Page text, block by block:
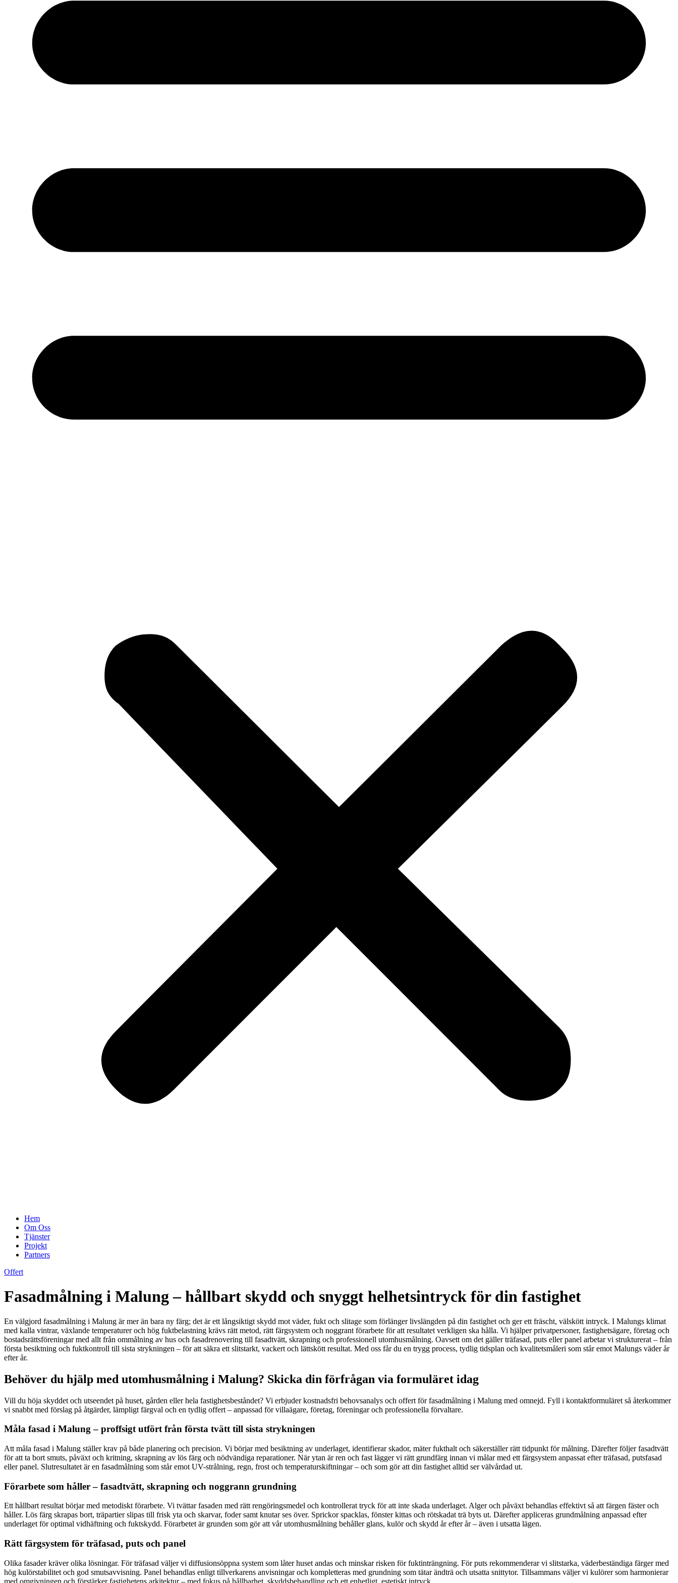
Hem
Om Oss
Tjänster
Projekt
Partners
Offert
Fasadmålning i Malung – hållbart skydd och snyggt helhetsintryck för din fastighet
En välgjord fasadmålning i Malung är mer än bara ny färg; det är ett långsiktigt skydd mot väder, fukt och slitage som förlänger livslängden på din fastighet och ger ett fräscht, välskött intryck. I Malungs klimat
med kalla vintrar, växlande temperaturer och hög fuktbelastning krävs rätt metod, rätt färgsystem och noggrant förarbete för att resultatet verkligen ska hålla. Vi hjälper privatpersoner, fastighetsägare, företag och
bostadsrättsföreningar med allt från ommålning av hus och fasadrenovering till fasadtvätt, skrapning och professionell utomhusmålning. Oavsett om det gäller träfasad, puts eller panel arbetar vi strukturerat – från
första besiktning och fuktkontroll till sista strykningen – för att säkra ett slitstarkt, vackert och lättskött resultat. Med oss får du en trygg process, tydlig tidsplan och kvalitetsmåleri som står emot Malungs väder år
efter år.
Behöver du hjälp med utomhusmålning i Malung? Skicka din förfrågan via formuläret idag
Vill du höja skyddet och utseendet på huset, gården eller hela fastighetsbeståndet? Vi erbjuder kostnadsfri behovsanalys och offert för fasadmålning i Malung med omnejd. Fyll i kontaktformuläret så återkommer
vi snabbt med förslag på åtgärder, lämpligt färgval och en tydlig offert – anpassad för villaägare, företag, föreningar och professionella förvaltare.
Måla fasad i Malung – proffsigt utfört från första tvätt till sista strykningen
Att måla fasad i Malung ställer krav på både planering och precision. Vi börjar med besiktning av underlaget, identifierar skador, mäter fukthalt och säkerställer rätt tidpunkt för målning. Därefter följer fasadtvätt
för att ta bort smuts, påväxt och kritning, skrapning av lös färg och nödvändiga reparationer. När ytan är ren och fast lägger vi rätt grundfärg innan vi målar med ett färgsystem anpassat efter träfasad, putsfasad
eller panel. Slutresultatet är en fasadmålning som står emot UV-strålning, regn, frost och temperaturskiftningar – och som gör att din fastighet alltid ser välvårdad ut.
Förarbete som håller – fasadtvätt, skrapning och noggrann grundning
Ett hållbart resultat börjar med metodiskt förarbete. Vi tvättar fasaden med rätt rengöringsmedel och kontrollerat tryck för att inte skada underlaget. Alger och påväxt behandlas effektivt så att färgen fäster och
håller. Lös färg skrapas bort, träpartier slipas till frisk yta och skarvar, foder samt knutar ses över. Sprickor spacklas, fönster kittas och rötskadat trä byts ut. Därefter appliceras grundmålning anpassad efter
underlaget för optimal vidhäftning och fuktskydd. Förarbetet är grunden som gör att vår utomhusmålning behåller glans, kulör och skydd år efter år – även i utsatta lägen.
Rätt färgsystem för träfasad, puts och panel
Olika fasader kräver olika lösningar. För träfasad väljer vi diffusionsöppna system som låter huset andas och minskar risken för fuktinträngning. För puts rekommenderar vi slitstarka, väderbeständiga färger med
hög kulörstabilitet och god smutsavvisning. Panel behandlas enligt tillverkarens anvisningar och kompletteras med grundning som tätar ändträ och utsatta snittytor. Tillsammans väljer vi kulörer som harmonierar
med omgivningen och förstärker fastighetens arkitektur – med fokus på hållbarhet, skyddsbehandling och ett enhetligt, estetiskt intryck.